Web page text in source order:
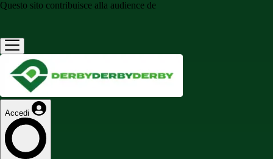
Questo sito contribuisce alla audience de
Accedi